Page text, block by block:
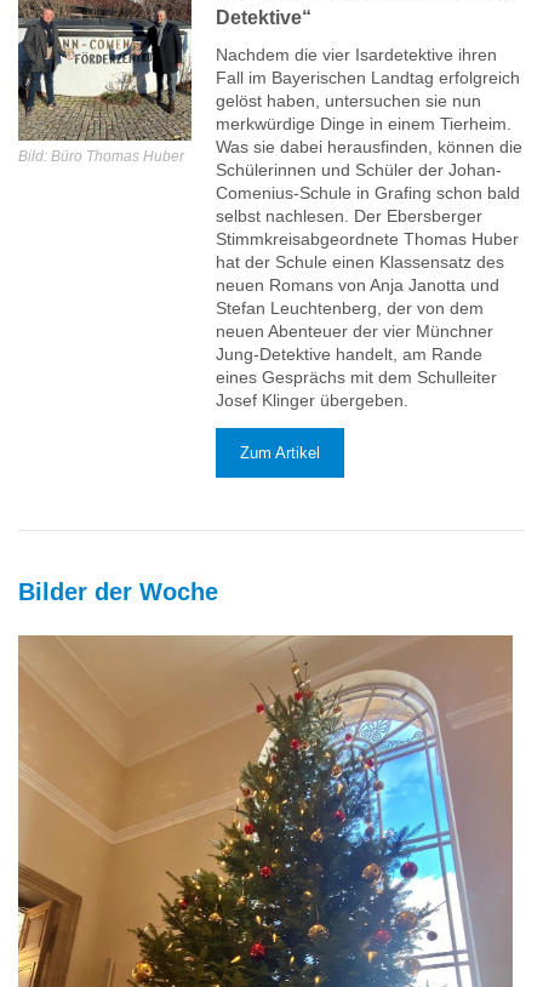
Bild: Büro Thomas Huber
Detektive“
Nachdem die vier Isardetektive ihren
Fall im Bayerischen Landtag erfolgreich
gelöst haben, untersuchen sie nun
merkwürdige Dinge in einem Tierheim.
Was sie dabei herausfinden, können die
Schülerinnen und Schüler der Johan-
Comenius-Schule in Grafing schon bald
selbst nachlesen. Der Ebersberger
Stimmkreisabgeordnete Thomas Huber
hat der Schule einen Klassensatz des
neuen Romans von Anja Janotta und
Stefan Leuchtenberg, der von dem
neuen Abenteuer der vier Münchner
Jung-Detektive handelt, am Rande
eines Gesprächs mit dem Schulleiter
Josef Klinger übergeben.
Zum Artikel
Bilder der Woche